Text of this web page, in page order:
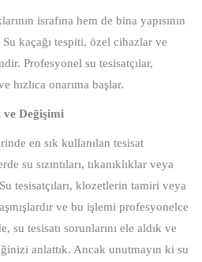
israfına hem de bina yapısının
kaçağı tespiti, özel cihazlar ve
Profesyonel su tesisatçılar,
hızlıca onarıma başlar.
Değişimi
en sık kullanılan tesisat
su sızıntıları, tıkanıklıklar veya
tesisatçıları, klozetlerin tamiri veya
ve bu işlemi profesyonelce
su tesisatı sorunlarını ele aldık ve
anlattık. Ancak unutmayın ki su